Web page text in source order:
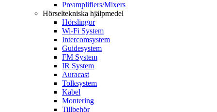
Preamplifiers/Mixers
Hörseltekniska hjälpmedel
Hörslingor
Wi-Fi System
Intercomsystem
Guidesystem
FM System
IR System
Auracast
Tolksystem
Kabel
Montering
Tillbehör